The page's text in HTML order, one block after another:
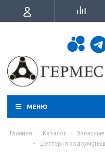
МЕНЮ
Главная - Каталог -
-
Шестерня